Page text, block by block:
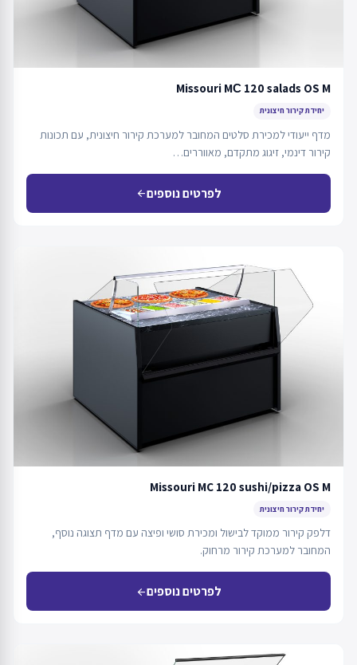
Missouri MС 120 salads OS M
יחידת קירור חיצונית
מדף ייעודי למכירת סלטים המחובר למערכת קירור חיצונית, עם תכונות
קירור דינמי, זיגוג מתקדם, מאווררים…
לפרטים נוספיםarrow_back
Missouri MC 120 sushi/pizza OS M
יחידת קירור חיצונית
דלפק קירור ממוקד לבישול ומכירת סושי ופיצה עם מדף תצוגה נוסף,
המחובר למערכת קירור מרחוק.
לפרטים נוספיםarrow_back